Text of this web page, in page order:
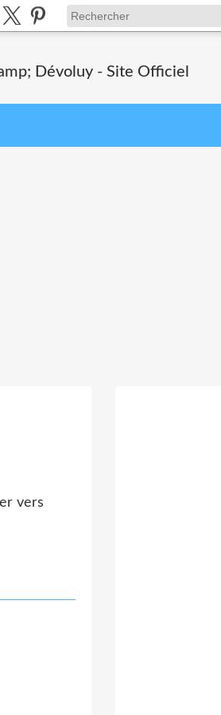
Dévoluy - Site Officiel
vers